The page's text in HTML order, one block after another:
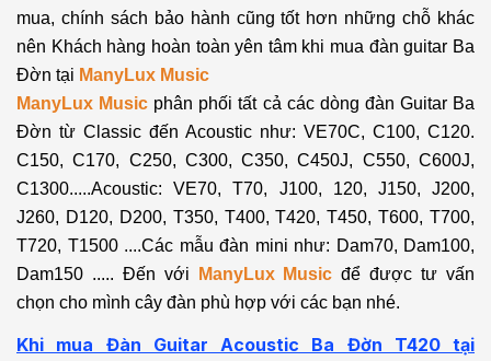
mua, chính sách bảo hành cũng tốt hơn những chỗ khác
nên Khách hàng hoàn toàn yên tâm khi mua đàn guitar Ba
Đờn tại ManyLux Music
ManyLux Music phân phối tất cả các dòng đàn Guitar Ba
Đờn từ Classic đến Acoustic như: VE70C, C100, C120.
C150, C170, C250, C300, C350, C450J, C550, C600J,
C1300.....Acoustic: VE70, T70, J100, 120, J150, J200,
J260, D120, D200, T350, T400, T420, T450, T600, T700,
T720, T1500 ....Các mẫu đàn mini như: Dam70, Dam100,
Dam150 ..... Đến với
ManyLux Musicđể được tư vấn
chọn cho mình cây đàn phù hợp với các bạn nhé.
Khi mua Đàn Guitar Acoustic Ba Đờn T420 tại